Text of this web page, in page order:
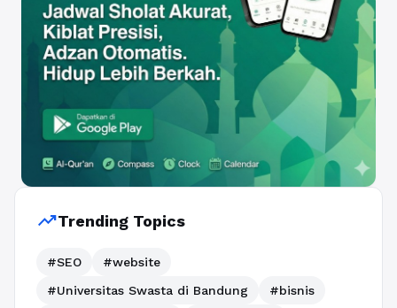
trending_upTrending Topics
#SEO
#website
#Universitas Swasta di Bandung
#bisnis